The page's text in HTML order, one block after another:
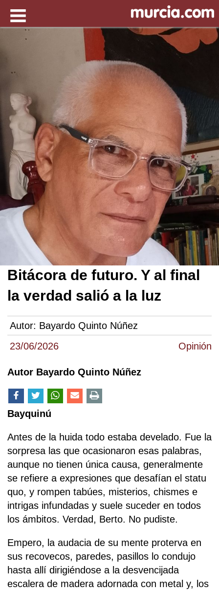
23/06/2026 Opinión
Bitácora de futuro. Y al final
la verdad salió a la luz
Autor: Bayardo Quinto Núñez
Autor Bayardo Quinto Núñez
Bayquinú
Antes de la huida todo estaba develado. Fue la
sorpresa las que ocasionaron esas palabras,
aunque no tienen única causa, generalmente
se refiere a expresiones que desafían el statu
quo, y rompen tabúes, misterios, chismes e
intrigas infundadas y suele suceder en todos
los ámbitos. Verdad, Berto. No pudiste.
Empero, la audacia de su mente proterva en
sus recovecos, paredes, pasillos lo condujo
hasta allí dirigiéndose a la desvencijada
escalera de madera adornada con metal y, los